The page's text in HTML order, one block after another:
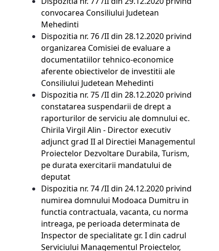
convocarea Consiliului Judetean
Mehedinti
Dispozitia nr. 76 /II din 28.12.2020 privind
organizarea Comisiei de evaluare a
documentatiilor tehnico-economice
aferente obiectivelor de investitii ale
Consiliului Judetean Mehedinti
Dispozitia nr. 75 /II din 28.12.2020 privind
constatarea suspendarii de drept a
raporturilor de serviciu ale domnului ec.
Chirila Virgil Alin - Director executiv
adjunct grad II al Directiei Managementul
Proiectelor Dezvoltare Durabila, Turism,
pe durata exercitarii mandatului de
deputat
Dispozitia nr. 74 /II din 24.12.2020 privind
numirea domnului Modoaca Dumitru in
functia contractuala, vacanta, cu norma
intreaga, pe perioada determinata de
Inspector de specialitate gr. I din cadrul
Serviciului Managementul Proiectelor,